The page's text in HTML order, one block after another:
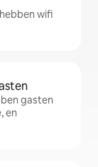
wifi
gasten
en